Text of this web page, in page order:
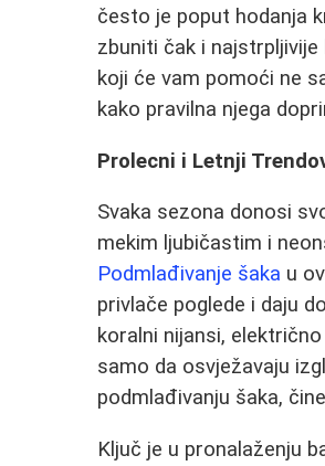
često je poput hodanja
zbuniti čak i
koji će vam pomoći ne
kako pravilna njega
Prolecni i Letnji
Svaka sezona donosi
mekim ljubičastim i
Podmlađivanje šaka u
privlače poglede i daju
koralni nijansi,
samo da osvježavaju
podmlađivanju šaka,
Ključ je u pronalaženju